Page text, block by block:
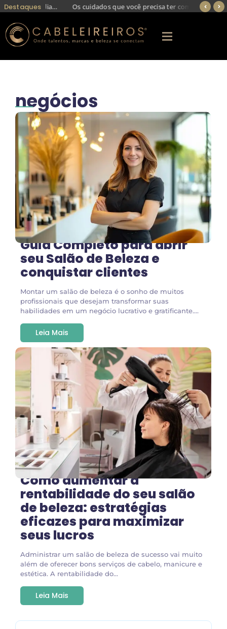
Destaques
Transplante capilar em jovens exige avaliação criteriosa para evitar retoques futuros
negócios
Guia Completo para abrir
seu Salão de Beleza e
conquistar clientes
Montar um salão de beleza é o sonho de muitos
profissionais que desejam transformar suas
habilidades em um negócio lucrativo e gratificante....
Leia Mais
Como aumentar a
rentabilidade do seu salão
de beleza: estratégias
eficazes para maximizar
seus lucros
Administrar um salão de beleza de sucesso vai muito
além de oferecer bons serviços de cabelo, manicure e
estética. A rentabilidade do...
Leia Mais